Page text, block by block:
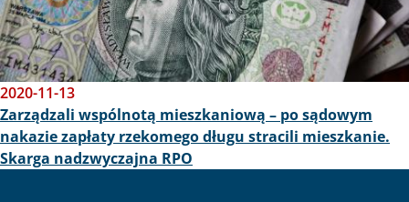
2020-11-13
Zarządzali wspólnotą mieszkaniową – po sądowym
nakazie zapłaty rzekomego długu stracili mieszkanie.
Skarga nadzwyczajna RPO